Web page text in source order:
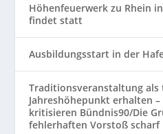
Höhenfeuerwerk zu Rhein
findet statt
Ausbildungsstart in der
Traditionsveranstaltung als
Jahreshöhepunkt erhalten –
kritisieren Bündnis90/Die
fehlerhaften Vorstoß scharf